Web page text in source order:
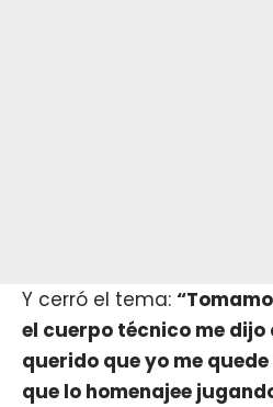
Y cerró el tema:
el cuerpo técnico me
querido que yo me
que lo homenajee